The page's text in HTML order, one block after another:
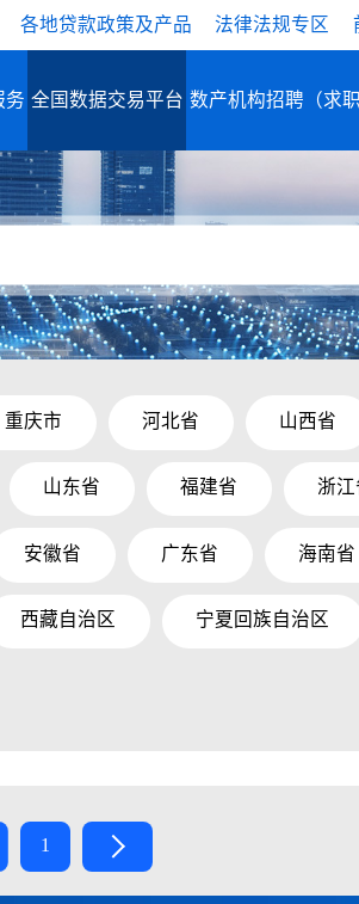
各地贷款政策及产品 法律法规专区
务 全国数据交易平台 数产机构招聘（求职
重庆市 河北省 山西省
山东省 福建省 浙江
安徽省 广东省 海南省
西藏自治区 宁夏回族自治区
1